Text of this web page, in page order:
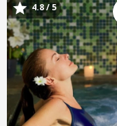
Immagine
4.8 / 5